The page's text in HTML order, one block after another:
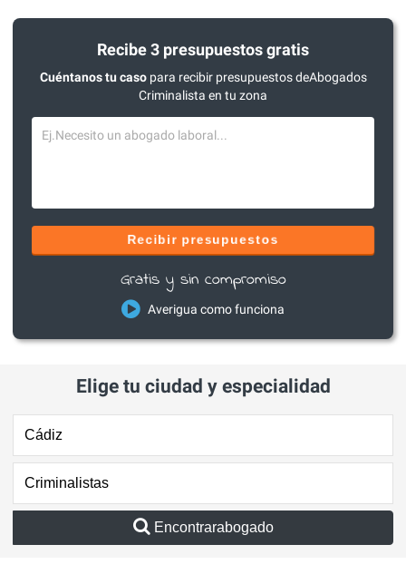
Recibe 3 presupuestos gratis
Cuéntanos tu casopara recibir presupuestos deAbogados
Criminalista en tu zona
Recibir presupuestos
Gratis y sin compromiso
Averigua como funciona
Elige tu ciudad y especialidad
Encontrarabogado